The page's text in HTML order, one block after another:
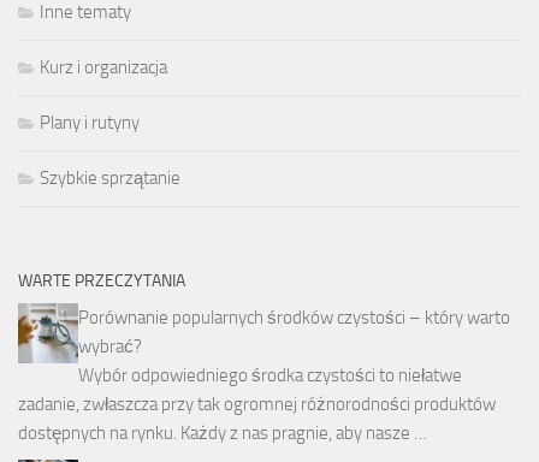
Inne tematy
Kurz i organizacja
Plany i rutyny
Szybkie sprzątanie
WARTE PRZECZYTANIA
Porównanie popularnych środków czystości – który warto
wybrać?
Wybór odpowiedniego środka czystości to niełatwe
zadanie, zwłaszcza przy tak ogromnej różnorodności produktów
dostępnych na rynku. Każdy z nas pragnie, aby nasze …